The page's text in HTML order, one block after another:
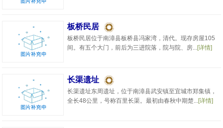
板桥民居
板桥民居位于南漳县板桥县冯家湾，清代。现存房屋105
间。有五个大门，前后为三进院落，院与院、房...[详情]
长渠遗址
长渠遗址东周遗址，位于南漳县武安镇至宜城市郑集镇，
全长48公里，号称百里长渠。最初由春秋中期楚...[详情]